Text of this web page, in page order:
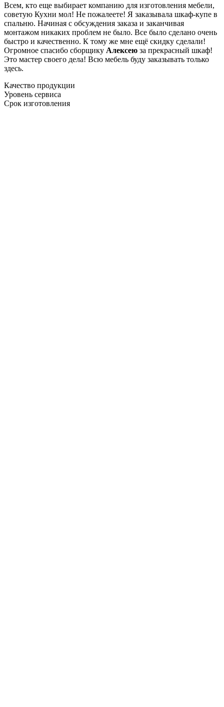
Всем, кто еще выбирает компанию для изготовления мебели,
советую Кухни мол! Не пожалеете! Я заказывала шкаф-купе в
спальню. Начиная с обсуждения заказа и заканчивая
монтажом никаких проблем не было. Все было сделано очень
быстро и качественно. К тому же мне ещё скидку сделали!
Огромное спасибо сборщику Алексею за прекрасный шкаф!
Это мастер своего дела! Всю мебель буду заказывать только
здесь.
Качество продукции
Уровень сервиса
Срок изготовления